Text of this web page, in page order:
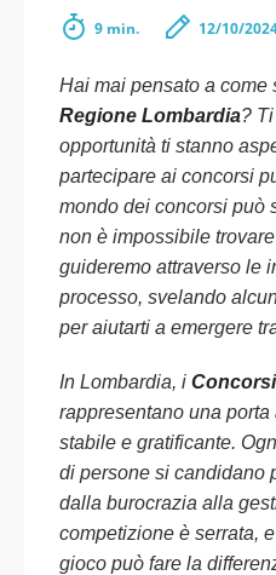
9 min. 12/10/
Hai mai pensato a come
Regione Lombardia?
opportunità ti stanno
partecipare ai concorsi
mondo dei concorsi può
non è impossibile
guideremo attraverso le
processo, svelando
per aiutarti a emergere
In Lombardia, i
rappresentano una
stabile e gratificante.
di persone si candidano
dalla burocrazia alla
competizione è serrata,
gioco può fare la